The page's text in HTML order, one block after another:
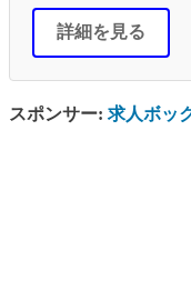
詳細を見る
スポンサー: 求人ボッ